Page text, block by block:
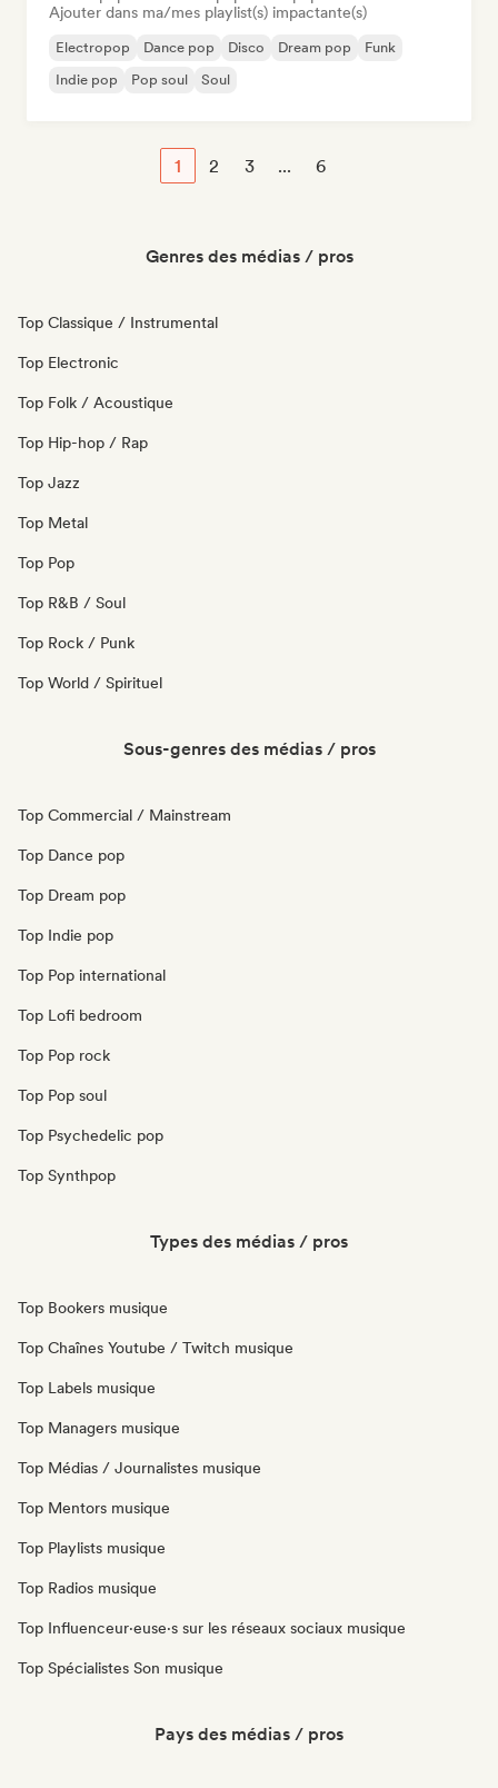
Ajouter dans ma/mes playlist(s) impactante(s)
Electropop Dance pop Disco Dream pop
Funk
Indie pop
Pop soul Soul
1 2 3 ... 6
Genres des médias / pros
Top Classique / Instrumental
Top Electronic
Top Folk / Acoustique
Top Hip-hop / Rap
Top Jazz
Top Metal
Top Pop
Top R&B / Soul
Top Rock / Punk
Top World / Spirituel
Sous-genres des médias / pros
Top Commercial / Mainstream
Top Dance pop
Top Dream pop
Top Indie pop
Top Pop international
Top Lofi bedroom
Top Pop rock
Top Pop soul
Top Psychedelic pop
Top Synthpop
Types des médias / pros
Top Bookers musique
Top Chaînes Youtube / Twitch musique
Top Labels musique
Top Managers musique
Top Médias / Journalistes musique
Top Mentors musique
Top Playlists musique
Top Radios musique
Top Influenceur·euse·s sur les réseaux sociaux musique
Top Spécialistes Son musique
Pays des médias / pros